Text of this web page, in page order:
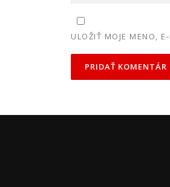
ULOŽIŤ MOJE MENO,